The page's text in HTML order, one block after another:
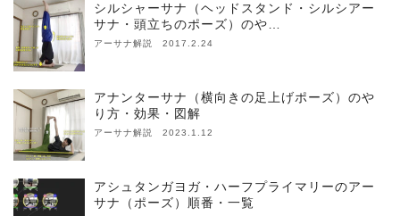
シルシャーサナ（ヘッドスタンド・シルシアー
サナ・頭立ちのポーズ）のや…
アーサナ解説 2017.2.24
アナンターサナ（横向きの足上げポーズ）のや
り方・効果・図解
アーサナ解説 2023.1.12
アシュタンガヨガ・ハーフプライマリーのアー
サナ（ポーズ）順番・一覧